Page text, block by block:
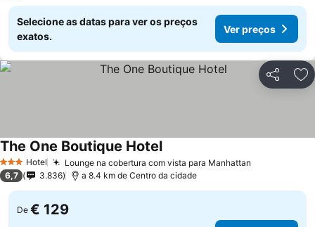
Selecione as datas para ver os preços
exatos.
Ver preços
Partilhar
3 EstrelasHotel Lounge na cobertura com vista para Manhattan
The One Boutique Hotel
6,7 3.836 a 8.4 km de Centro da cidade
De € 129